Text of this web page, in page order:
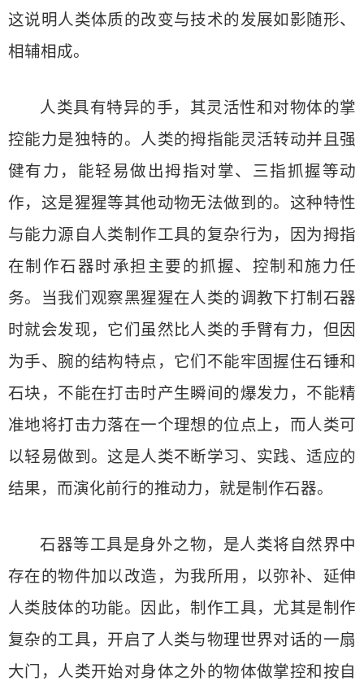
这说明人类体质的改变与技术的发展如影随形、
相辅相成。
人类具有特异的手，其灵活性和对物体的掌
控能力是独特的。人类的拇指能灵活转动并且强
健有力，能轻易做出拇指对掌、三指抓握等动
作，这是猩猩等其他动物无法做到的。这种特性
与能力源自人类制作工具的复杂行为，因为拇指
在制作石器时承担主要的抓握、控制和施力任
务。当我们观察黑猩猩在人类的调教下打制石器
时就会发现，它们虽然比人类的手臂有力，但因
为手、腕的结构特点，它们不能牢固握住石锤和
石块，不能在打击时产生瞬间的爆发力，不能精
准地将打击力落在一个理想的位点上，而人类可
以轻易做到。这是人类不断学习、实践、适应的
结果，而演化前行的推动力，就是制作石器。
石器等工具是身外之物，是人类将自然界中
存在的物件加以改造，为我所用，以弥补、延伸
人类肢体的功能。因此，制作工具，尤其是制作
复杂的工具，开启了人类与物理世界对话的一扇
大门，人类开始对身体之外的物体做掌控和按自